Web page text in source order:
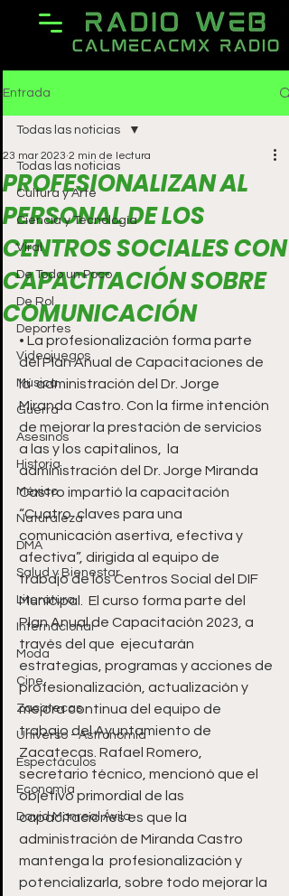
Entrada
Todas las noticias
Cultura y Arte
Ciencia y Tecnología
Viral
De Todo un Poco
De Rol
Deportes
Videojuegos
Música
Guerra
Asesinos
Historia
México
Naturaleza
DMA
Salud y Bienestar
Literatura
Internacional
Moda
Cine
Zacatecas
Universo - Astronomía
Espectáculos
Economía
David Monreal Ávila
Todas las noticias
PROFESIONALIZAN AL
PERSONAL DE LOS
CENTROS SOCIALES CON
CAPACITACIÓN SOBRE
COMUNICACIÓN
23 mar 2023 2 min de lectura
• La profesionalización forma parte
del Plan Anual de Capacitaciones de
la  administración del Dr. Jorge
Miranda Castro. Con la firme intención
de mejorar la prestación de servicios
a las y los capitalinos,  la
administración del Dr. Jorge Miranda
Castro impartió la capacitación
“Cuatro  claves para una
comunicación asertiva, efectiva y
afectiva”, dirigida al equipo de
trabajo de los Centros Social del DIF
Municipal.  El curso forma parte del
Plan Anual de Capacitación 2023, a
través del que  ejecutarán
estrategias, programas y acciones de
profesionalización, actualización y
mejora continua del equipo de
trabajo del Ayuntamiento de
Zacatecas. Rafael Romero,
secretario técnico, mencionó que el
objetivo primordial de las
capacitaciones es que la
administración de Miranda Castro
mantenga la  profesionalización y
potencializarla, sobre todo mejorar la